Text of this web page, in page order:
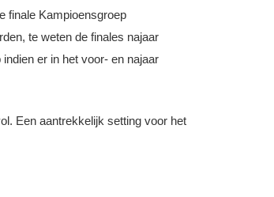
finale Kampioensgroep
te weten de finales najaar
er in het voor- en najaar
Een aantrekkelijk setting voor het